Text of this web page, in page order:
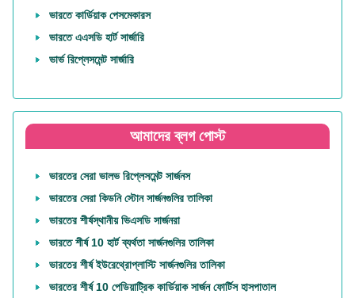
ভারতে কার্ডিয়াক পেসমেকারস
ভারতে এএসডি হার্ট সার্জারি
ভার্ভ রিপ্লেসমেন্ট সার্জারি
আমাদের ব্লগ পোস্ট
ভারতের সেরা ভালভ রিপ্লেসমেন্ট সার্জনস
ভারতের সেরা কিডনি স্টোন সার্জনগুলির তালিকা
ভারতের শীর্ষস্থানীয় ভিএসডি সার্জনরা
ভারতে শীর্ষ 10 হার্ট ব্যর্থতা সার্জনগুলির তালিকা
ভারতের শীর্ষ ইউরেথ্রোপ্লাস্টি সার্জনগুলির তালিকা
ভারতের শীর্ষ 10 পেডিয়াট্রিক কার্ডিয়াক সার্জন ফোর্টিস হাসপাতাল